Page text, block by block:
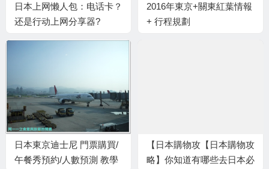
日本上网懒人包：电话卡？
还是行动上网分享器?
2016年東京+關東紅葉情報
+ 行程規劃
日本東京迪士尼 門票購買/
午餐秀預約/人數預測 教學
【日本購物攻【日本購物攻
略】你知道有哪些去日本必